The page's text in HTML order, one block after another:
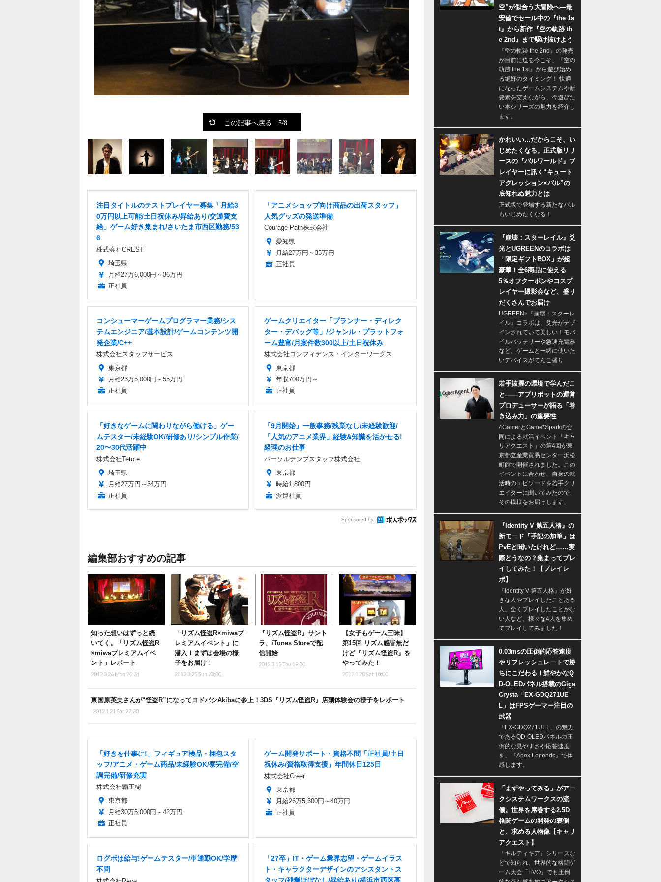
この記事へ戻る 5/8
注目タイトルのテストプレイヤー募集「月給3
0万円以上可能/土日祝休み/昇給あり/交通費支
給」ゲーム好き集まれ/さいたま市西区勤務/53
6
株式会社CREST
埼玉県
月給27万6,000円～36万円
正社員
「アニメショップ向け商品の出荷スタッフ」
人気グッズの発送準備
Courage Path株式会社
愛知県
月給27万円～35万円
正社員
コンシューマーゲームプログラマー業務/シス
テムエンジニア/基本設計/ゲームコンテンツ開
発企業/C++
株式会社スタッフサービス
東京都
月給23万5,000円～55万円
正社員
ゲームクリエイター「プランナー・ディレク
ター・デバッグ等」/ジャンル・プラットフォ
ーム豊富/月案件数300以上/土日祝休み
株式会社コンフィデンス・インターワークス
東京都
年収700万円～
正社員
「好きなゲームに関わりながら働ける」ゲー
ムテスター/未経験OK/研修あり/シンプル作業/
20〜30代活躍中
株式会社Tetote
埼玉県
月給27万円～34万円
正社員
「9月開始」一般事務/残業なし/未経験歓迎/
「人気のアニメ業界」経験&知識を活かせる!
経理のお仕事
パーソルテンプスタッフ株式会社
東京都
時給1,800円
派遣社員
Sponsored by
編集部おすすめの記事
知った想いはずっと続
いてく。「リズム怪盗R
×miwaプレミアムイベ
ント」レポート
2012.3.26 Mon 20:31
「リズム怪盗R×miwaプ
レミアムイベント」に
潜入！まずは会場の様
子をお届け！
2012.3.25 Sun 23:00
『リズム怪盗R』サント
ラ、iTunes Storeで配
信開始
2012.3.15 Thu 19:30
【女子もゲーム三昧】
第15回 リズム感皆無だ
けど『リズム怪盗R』を
やってみた！
2012.1.28 Sat 10:00
東国原英夫さんが“怪盗R”になってヨドバシAkibaに参上！3DS『リズム怪盗R』店頭体験会の様子をレポート
2012.1.21 Sat 22:30
「好きを仕事に!」フィギュア検品・梱包スタ
ッフ/アニメ・ゲーム商品/未経験OK/寮完備/空
調完備/研修充実
株式会社覇王樹
東京都
月給30万5,000円～42万円
正社員
ゲーム開発サポート・資格不問「正社員/土日
祝休み/資格取得支援」年間休日125日
株式会社Creer
東京都
月給26万5,300円～40万円
正社員
ログボは給与!ゲームテスター/車通勤OK/学歴
不問
「27卒」IT・ゲーム業界志望・ゲームイラス
ト・キャラクターデザインのアシスタントス
タッフ/残業ほぼなし/昇給あり/横浜市西区高
空”が似合う大冒険へ―最
安値でセール中の『the 1s
t』から新作『空の軌跡 th
e 2nd』まで駆け抜けよう
『空の軌跡 the 2nd』の発売
が目前に迫る今こそ、『空の
軌跡 the 1st』から遊び始め
る絶好のタイミング！ 快適
になったゲームシステムや新
要素を交えながら、今遊びた
い本シリーズの魅力を紹介し
ます。
かわいい…だからこそ、い
じめたくなる。正式版リリ
ースの『パルワールド』プ
レイヤーに訊く“キュート
アグレッション×パル”の
底知れぬ魅力とは
正式版で登場する新たなパル
もいじめたくなる！
『崩壊：スターレイル』爻
光とUGREENのコラボは
「限定ギフトBOX」が超
豪華！全6商品に使える
5％オフクーポンやコスプ
レイヤー撮影会など、盛り
だくさんでお届け
UGREEN×『崩壊：スターレ
イル』コラボは、爻光がデザ
インされていて美しい！モバ
イルバッテリーや急速充電器
など、ゲームと一緒に使いた
いデバイスがてんこ盛り
若手抜擢の環境で学んだこ
と――アプリボットの運営
プロデューサーが語る「巻
き込み力」の重要性
4GamerとGame*Sparkの合
同による就活イベント「キャ
リアクエスト」の第4回が東
京都立産業貿易センター浜松
町館で開催されました。この
イベントに合わせ、自身の就
活時のエピソードを若手クリ
エイターに聞いてみたので、
その模様をお届けします。
『Identity V 第五人格』の
新モード「手記の加筆」は
PvEと聞いたけれど……実
際どうなの？集まってプレ
イしてみた！【プレイレ
ポ】
『Identity V 第五人格』が好
きな人やプレイしたことある
人、全くプレイしたことがな
い人など、様々な4人を集め
てプレイしてみました！
0.03msの圧倒的応答速度
やリフレッシュレートで勝
ちにこだわる！鮮やかなQ
D-OLEDパネル搭載のGiga
Crysta「EX-GDQ271UE
L」はFPSゲーマー注目の
武器
「EX-GDQ271UEL」の魅力
であるQD-OLEDパネルの圧
倒的な見やすさや応答速度
を、『Apex Legends』で体
感します。
「まずやってみる」がアー
クシステムワークスの流
儀。世界を席巻する2.5D
格闘ゲームの開発の裏側
と、求める人物像【キャリ
アクエスト】
『ギルティギア』シリーズな
どで知られ、世界的な格闘ゲ
ーム大会「EVO」でも圧倒